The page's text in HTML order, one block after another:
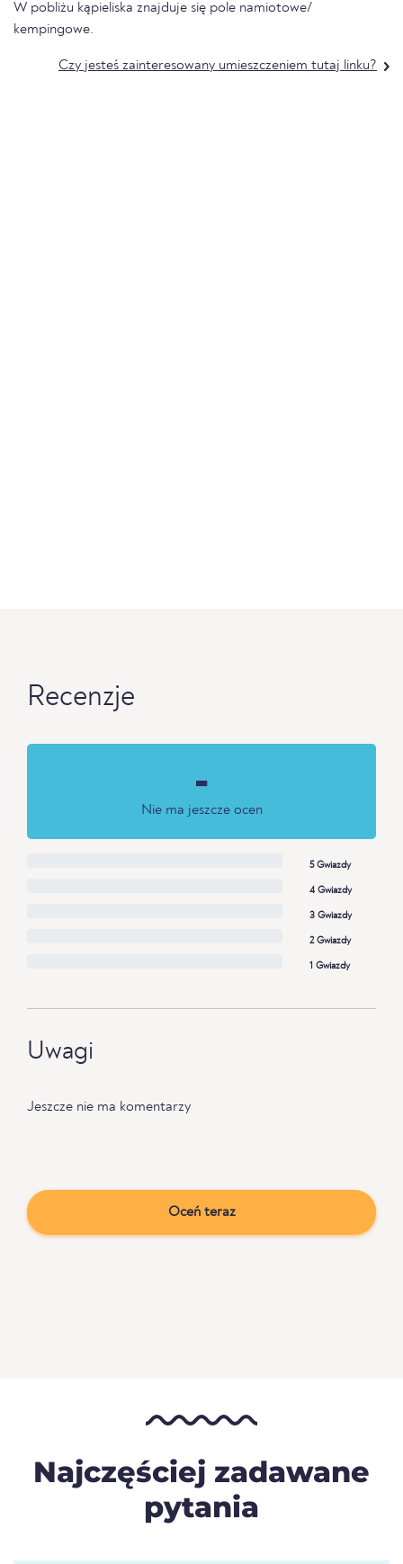
W pobliżu kąpieliska znajduje się pole namiotowe/
kempingowe.
Czy jesteś zainteresowany umieszczeniem tutaj linku?
Recenzje
-
Nie ma jeszcze ocen
5 Gwiazdy
4 Gwiazdy
3 Gwiazdy
2 Gwiazdy
1 Gwiazdy
Uwagi
Jeszcze nie ma komentarzy
Oceń teraz
Najczęściej zadawane
pytania